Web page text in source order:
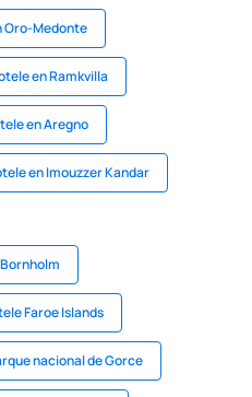
Oro-Medonte
en Ramkvilla
en Aregno
en Imouzzer Kandar
Faroe Islands
nacional de Gorce